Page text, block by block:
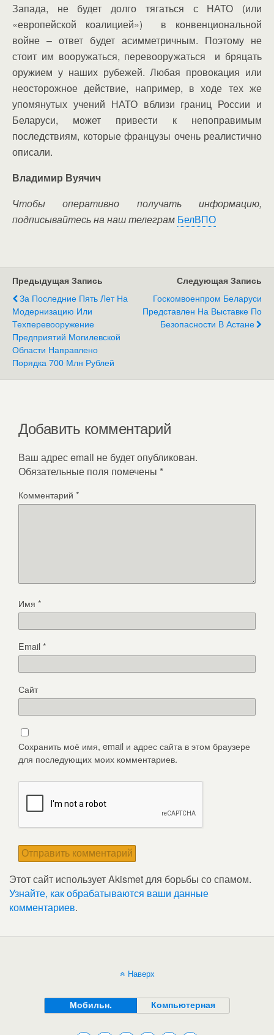
Запада, не будет долго тягаться с НАТО (или
«европейской коалицией») в конвенциональной
войне – ответ будет асимметричным. Поэтому не
стоит им вооружаться, перевооружаться и бряцать
оружием у наших рубежей. Любая провокация или
неосторожное действие, например, в ходе тех же
упомянутых учений НАТО вблизи границ России и
Беларуси, может привести к непоправимым
последствиям, которые французы очень реалистично
описали.
Владимир Вуячич
Чтобы оперативно получать информацию,
подписывайтесь на наш телеграм БелВПО
Предыдущая Запись
За Последние Пять Лет На
Модернизацию Или
Техперевооружение
Предприятий Могилевской
Области Направлено
Порядка 700 Млн Рублей
Следующая Запись
Госкомвоенпром Беларуси
Представлен На Выставке По
Безопасности В Астане
Добавить комментарий
Ваш адрес email не будет опубликован.
Обязательные поля помечены *
Комментарий *
Имя *
Email*
Сайт
Сохранить моё имя, email и адрес сайта в этом браузере
для последующих моих комментариев.
Этот сайт использует Akismet для борьбы со спамом.
Узнайте, как обрабатываются ваши данные
комментариев.
Наверх
Мобильн. Компьютерная